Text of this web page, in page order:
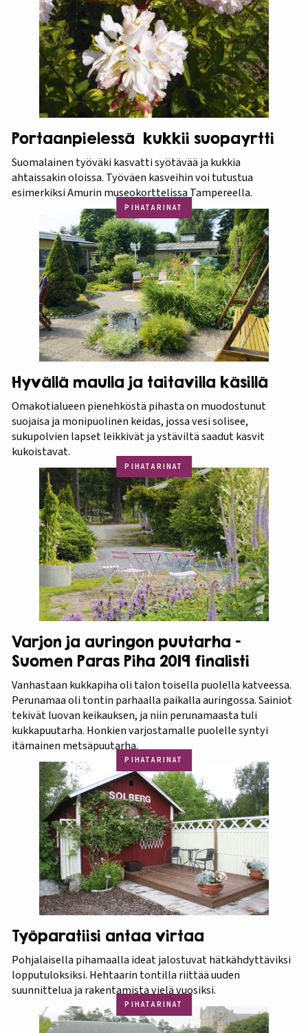
Portaanpielessä kukkii suopayrtti
Suomalainen työväki kasvatti syötävää ja kukkia
ahtaissakin oloissa. Työväen kasveihin voi tutustua
esimerkiksi Amurin museokorttelissa Tampereella.
PIHATARINAT
Hyvällä maulla ja taitavilla käsillä
Omakotialueen pienehköstä pihasta on muodostunut
suojaisa ja monipuolinen keidas, jossa vesi solisee,
sukupolvien lapset leikkivät ja ystäviltä saadut kasvit
kukoistavat.
PIHATARINAT
Varjon ja auringon puutarha –
Suomen Paras Piha 2019 finalisti
Vanhastaan kukkapiha oli talon toisella puolella katveessa.
Perunamaa oli tontin parhaalla paikalla auringossa. Sainiot
tekivät luovan keikauksen, ja niin perunamaasta tuli
kukkapuutarha. Honkien varjostamalle puolelle syntyi
itämainen metsäpuutarha.
PIHATARINAT
Työparatiisi antaa virtaa
Pohjalaisella pihamaalla ideat jalostuvat hätkähdyttäviksi
lopputuloksiksi. Hehtaarin tontilla riittää uuden
suunnittelua ja rakentamista vielä vuosiksi.
PIHATARINAT